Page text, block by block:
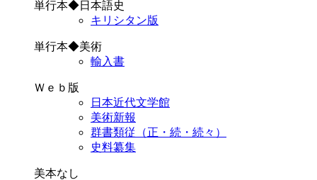
単行本◆日本語史
キリシタン版
単行本◆美術
輸入書
Ｗｅｂ版
日本近代文学館
美術新報
群書類従（正・続・続々）
史料纂集
美本なし